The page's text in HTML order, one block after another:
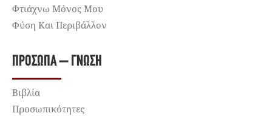
Φτιάχνω Μόνος Μου
Φύση Και Περιβάλλον
ΠΡΌΣΩΠΑ – ΓΝΏΣΗ
Βιβλία
Προσωπικότητες